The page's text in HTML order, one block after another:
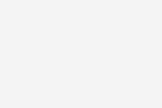
bei unvorhergesehenen